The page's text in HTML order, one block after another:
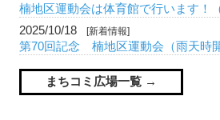
楠地区運動会は体育館で行います！
2025/10/18
[新着情報]
第70回記念 楠地区運動会（雨天時
まちコミ広場一覧